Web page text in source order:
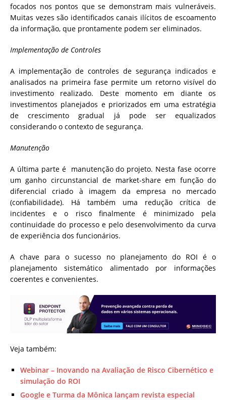
focados nos pontos que se demonstram mais vulneráveis.
Muitas vezes são identificados canais ilícitos de escoamento
da informação, que prontamente podem ser eliminados.
Implementação de Controles
A implementação de controles de segurança indicados e
analisados na primeira fase permite um retorno visível do
investimento realizado. Deste momento em diante os
investimentos planejados e priorizados em uma estratégia
de crescimento gradual já pode ser equalizados
considerando o contexto de segurança.
Manutenção
A última parte é manutenção do projeto. Nesta fase ocorre
um ganho circunstancial de market-share em função do
diferencial criado à imagem da empresa no mercado
(confiabilidade). Há também uma redução crítica de
incidentes e o risco finalmente é minimizado pela
continuidade do processo e pelo desenvolvimento da curva
de experiência dos funcionários.
A chave para o sucesso no planejamento do ROI é o
planejamento sistemático alimentado por informações
coerentes e convenientes.
Veja também:
Webinar – Inovando na Avaliação de Risco Cibernético e
simulação do ROI
Google e Turma da Mônica lançam revista especial